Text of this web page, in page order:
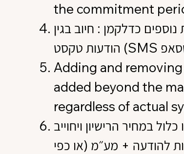
the commitment
כדלקמן : חיוב בגין
Adding and
added beyond the
regardless of actual
במחיר הרישיון ויחוייב
שנשלחה בפועל. כל הודעת טקסט הינה בעלות של 11 אגורות להודעה + מע״מ (או כפי